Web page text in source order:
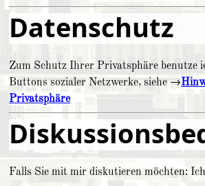
Datenschutz
Zum Schutz Ihrer Privatsphäre benutze
Buttons sozialer Netzwerke, siehe →
Privatsphäre
Falls Sie mit mir diskutieren möchten: